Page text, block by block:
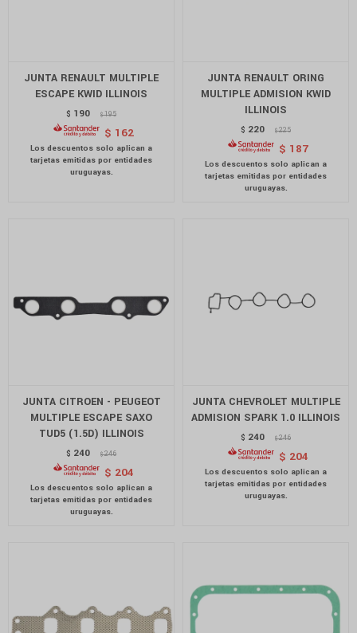
JUNTA RENAULT MULTIPLE
ESCAPE KWID ILLINOIS
$ 190 $195
$ 162
JUNTA RENAULT ORING
MULTIPLE ADMISION KWID
ILLINOIS
$ 220 $225
$ 187
JUNTA CITROEN - PEUGEOT
MULTIPLE ESCAPE SAXO
TUD5 (1.5D) ILLINOIS
$ 240 $246
$ 204
JUNTA CHEVROLET MULTIPLE
ADMISION SPARK 1.0 ILLINOIS
$ 240 $246
$ 204